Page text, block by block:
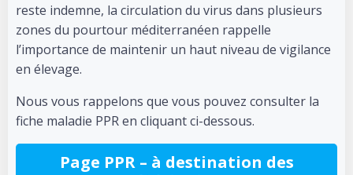
reste indemne, la circulation du virus dans plusieurs
zones du pourtour méditerranéen rappelle
l’importance de maintenir un haut niveau de vigilance
en élevage.
Nous vous rappelons que vous pouvez consulter la
fiche maladie PPR en cliquant ci-dessous.
Page PPR– à destination des